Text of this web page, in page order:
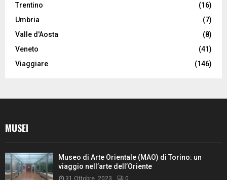
Trentino
(16)
Umbria
(7)
Valle d'Aosta
(8)
Veneto
(41)
Viaggiare
(146)
MUSEI
Museo di Arte Orientale (MAO) di Torino: un
viaggio nell’arte dell’Oriente
31 Ottobre, 2023 0